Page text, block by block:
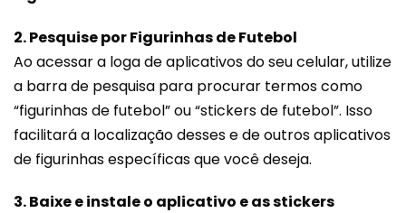
2. Pesquise por Figurinhas de Futebol
Ao acessar a loga de aplicativos do seu celular, utilize
a barra de pesquisa para procurar termos como
“figurinhas de futebol” ou “stickers de futebol”. Isso
facilitará a localização desses e de outros aplicativos
de figurinhas específicas que você deseja.
3. Baixe e instale o aplicativo e as stickers